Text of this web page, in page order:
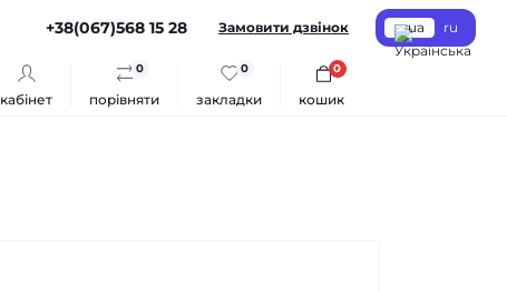
+38(067)568 15 28 Замовити дзвінок ua ru
кабінет порівняти
0
закладки
0
кошик
0